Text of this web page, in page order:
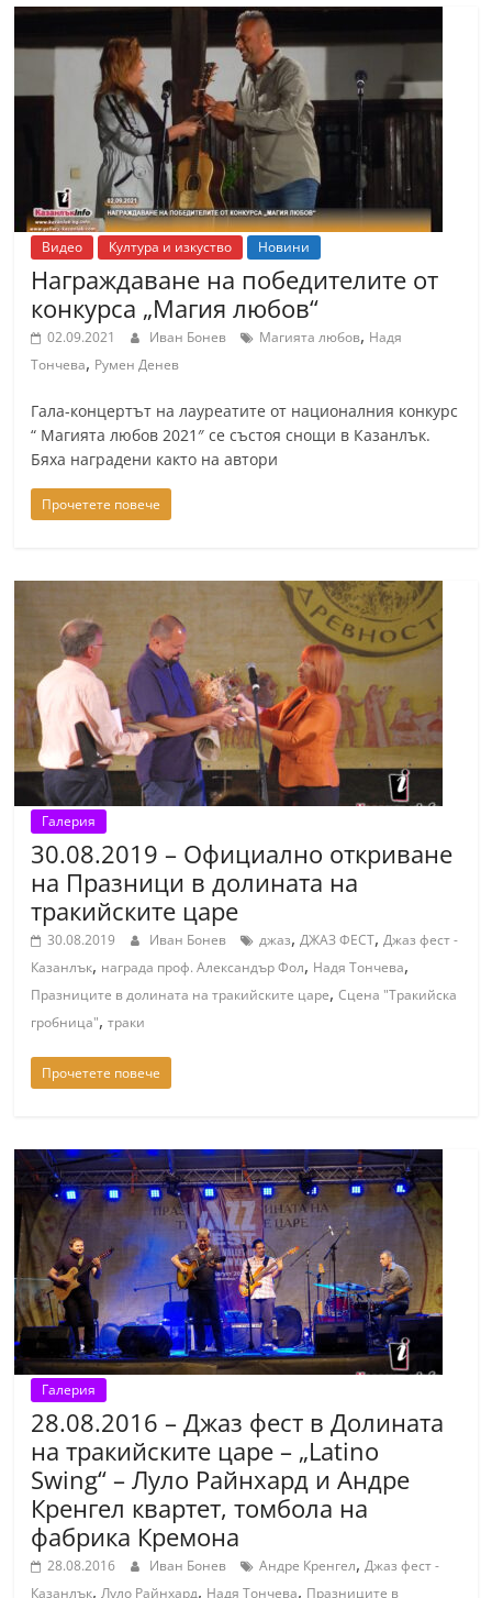
Видео Култура и изкуство Новини
Награждаване на победителите от
конкурса „Магия любов“
02.09.2021 Иван Бонев Магията любов, Надя
Тончева, Румен Денев
Гала-концертът на лауреатите от националния конкурс
“ Магията любов 2021″ се състоя снощи в Казанлък.
Бяха наградени както на автори
Прочетете повече
Галерия
30.08.2019 – Официално откриване
на Празници в долината на
тракийските царе
30.08.2019 Иван Бонев джаз,ДЖАЗ ФЕСТ,Джаз фест -
Казанлък, награда проф. Александър Фол, Надя Тончева,
Празниците в долината на тракийските царе,Сцена "Тракийска
гробница",траки
Прочетете повече
Галерия
28.08.2016 – Джаз фест в Долината
на тракийските царе – „Latino
Swing“ – Луло Райнхард и Андре
Кренгел квартет, томбола на
фабрика Кремона
28.08.2016 Иван Бонев Андре Кренгел,Джаз фест -
Казанлък,Луло Райнхард, Надя Тончева, Празниците в